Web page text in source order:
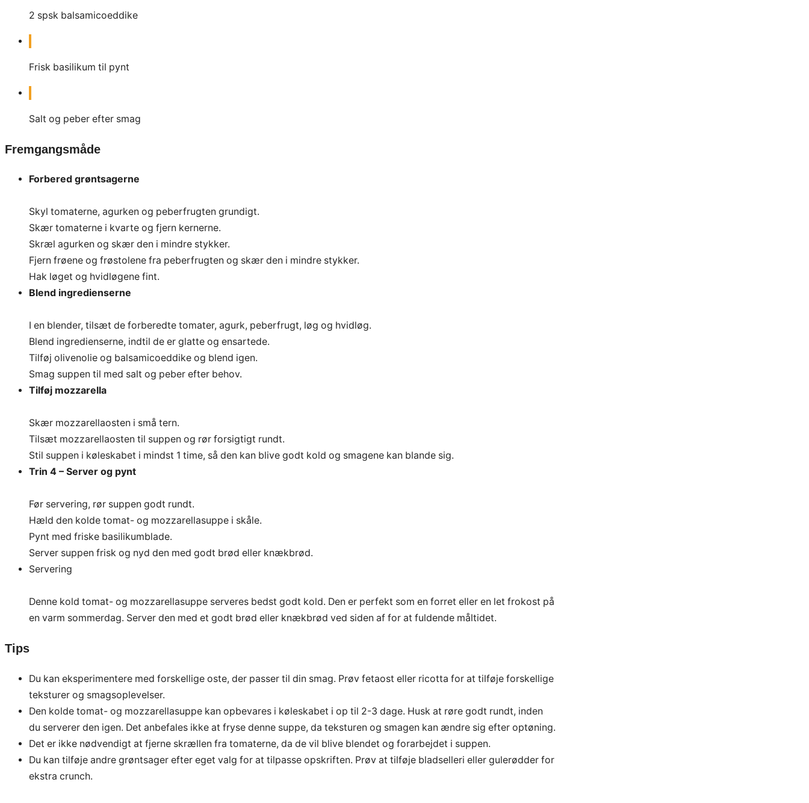
2 spsk balsamicoeddike
Frisk basilikum til pynt
Salt og peber efter smag
Fremgangsmåde
Forbered grøntsagerne
Skyl tomaterne, agurken og peberfrugten grundigt.
Skær tomaterne i kvarte og fjern kernerne.
Skræl agurken og skær den i mindre stykker.
Fjern frøene og frøstolene fra peberfrugten og skær den i mindre stykker.
Hak løget og hvidløgene fint.
Blend ingredienserne
I en blender, tilsæt de forberedte tomater, agurk, peberfrugt, løg og hvidløg.
Blend ingredienserne, indtil de er glatte og ensartede.
Tilføj olivenolie og balsamicoeddike og blend igen.
Smag suppen til med salt og peber efter behov.
Tilføj mozzarella
Skær mozzarellaosten i små tern.
Tilsæt mozzarellaosten til suppen og rør forsigtigt rundt.
Stil suppen i køleskabet i mindst 1 time, så den kan blive godt kold og smagene kan blande sig.
Trin 4 – Server og pynt
Før servering, rør suppen godt rundt.
Hæld den kolde tomat- og mozzarellasuppe i skåle.
Pynt med friske basilikumblade.
Server suppen frisk og nyd den med godt brød eller knækbrød.
Servering
Denne kold tomat- og mozzarellasuppe serveres bedst godt kold. Den er perfekt som en forret eller en let frokost på
en varm sommerdag. Server den med et godt brød eller knækbrød ved siden af for at fuldende måltidet.
Tips
Du kan eksperimentere med forskellige oste, der passer til din smag. Prøv fetaost eller ricotta for at tilføje forskellige
teksturer og smagsoplevelser.
Den kolde tomat- og mozzarellasuppe kan opbevares i køleskabet i op til 2-3 dage. Husk at røre godt rundt, inden
du serverer den igen. Det anbefales ikke at fryse denne suppe, da teksturen og smagen kan ændre sig efter optøning.
Det er ikke nødvendigt at fjerne skrællen fra tomaterne, da de vil blive blendet og forarbejdet i suppen.
Du kan tilføje andre grøntsager efter eget valg for at tilpasse opskriften. Prøv at tilføje bladselleri eller gulerødder for
ekstra crunch.